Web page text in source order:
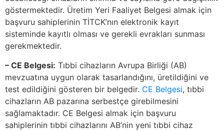
göstermektedir. Üretim Yeri Faaliyet Belgesi almak için
başvuru sahiplerinin TİTCK’nın elektronik kayıt
sisteminde kayıtlı olması ve gerekli evrakları sunması
gerekmektedir.
– CE Belgesi: Tıbbi cihazların Avrupa Birliği (AB)
mevzuatına uygun olarak tasarlandığını, üretildiğini ve
test edildiğini gösteren bir belgedir. CE Belgesi, tıbbi
cihazların AB pazarına serbestçe girebilmesini
sağlamaktadır. CE Belgesi almak için başvuru
sahiplerinin tıbbi cihazlarını AB’nin yeni tıbbi cihaz